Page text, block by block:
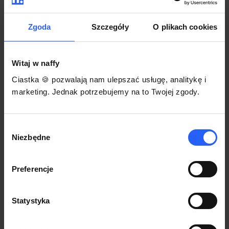
Zgoda Szczegóły O plikach cookies
Witaj w naffy
Ciastka 🍪 pozwalają nam ulepszać usługę, analitykę i
marketing. Jednak potrzebujemy na to Twojej zgody.
zgody
Niezbędne
Preferencje
Statystyka
Korzystaj na dowolnym urządzeniu z
przeglądarką Chrome
Włącz czasową promocję
3
Każdy produkt w naffy ma swój indywidualny link.
gdzie się nim podzielisz z odbiorcami.